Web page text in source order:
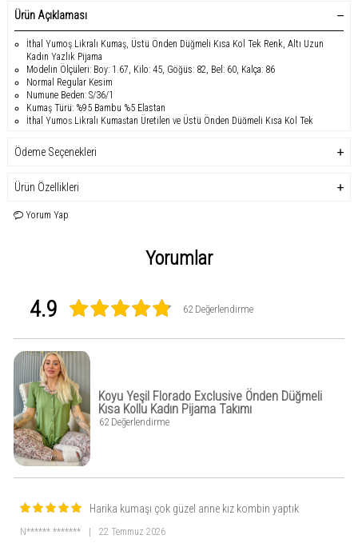
Ürün Açıklaması
İthal Yumoş Likralı Kumaş, Üstü Önden Düğmeli Kısa Kol Tek Renk, Altı Uzun
Kadın Yazlık Pijama
Modelin Ölçüleri: Boy: 1.67, Kilo: 45, Göğüs: 82, Bel: 60, Kalça: 86
Normal Regular Kesim
Numune Beden: S/36/1
Kumaş Türü: %95 Bambu %5 Elastan
İthal Yumoş Likralı Kumaştan Üretilen ve Üstü Önden Düğmeli Kısa Kol Tek
konforu ve şıklığı sunar. %95 bambu ve %5 elastan karışımı kumaşı, bu pijama
takımına ipeksi bir dokunuş ve olağanüstü bir yumuşaklık kazandırırken,
Göğüs: 82, Bel: 60, Kalça: 86 olan bu takım, S/36/1 numune bedeni ile rahat bir
vücudu sıkmadan rahat bir kullanım sağlar ve yaz gecelerinde serinlik sunar.
Önden düğmeli tasarım, hem pratiklik hem de şık bir görünüm sunar, tek renkli
sayesinde uzun ömürlüdür ve renkleri yıkamalar sonrası bile canlılığını korur.
Hem evde rahatça kullanabileceğiniz hem de sevdiklerinize hediye
takımı, gecelerinize lüks bir dokunuş katar.
Ödeme Seçenekleri
Ürün Özellikleri
Yorum Yap
Yorumlar
4.9 62 Değerlendirme
Koyu Yeşil Florado Exclusive Önden Düğmeli
Kısa Kollu Kadın Pijama Takımı
62 Değerlendirme
Harika kumaşı çok güzel anne kız kombin yaptık
N****** ******* 22 Temmuz 2026